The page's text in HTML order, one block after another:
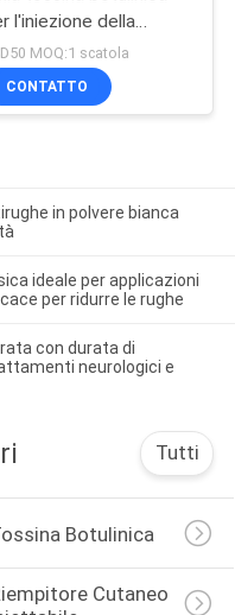
l'iniezione della
di rimozione della
MOQ:1 scatola
CONTATTO
in polvere bianca
ideale per applicazioni
per ridurre le rughe
con durata di
neurologici e
Tutti
Botulinica
Cutaneo